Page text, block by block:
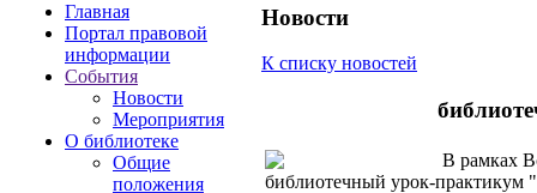
Главная
Портал правовой
информации
События
Новости
Мероприятия
О библиотеке
Общие
положения
Новости
К списку новостей
В рамках
библиотечный урок-